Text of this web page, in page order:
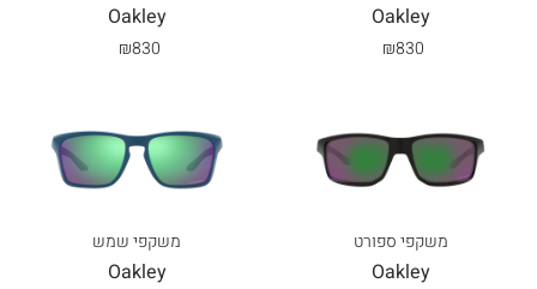
₪830
Oakley
₪830
Oakley
משקפי שמש
Oakley
משקפי ספורט
Oakley